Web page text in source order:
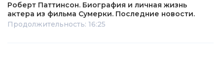
Роберт Паттинсон. Биография и личная жизнь
актера из фильма Сумерки. Последние новости.
Продолжительность: 16:25